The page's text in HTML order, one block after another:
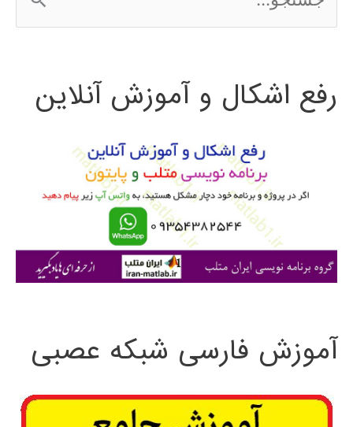
س
ج
ی
رفع اشکال و آموزش آنلاین
آموزش فارسی شبکه عصبی